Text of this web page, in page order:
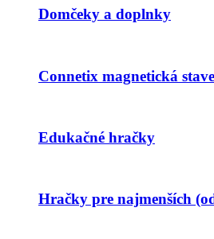
Domčeky a doplnky
Connetix magnetická
Edukačné hračky
Hračky pre najmenších